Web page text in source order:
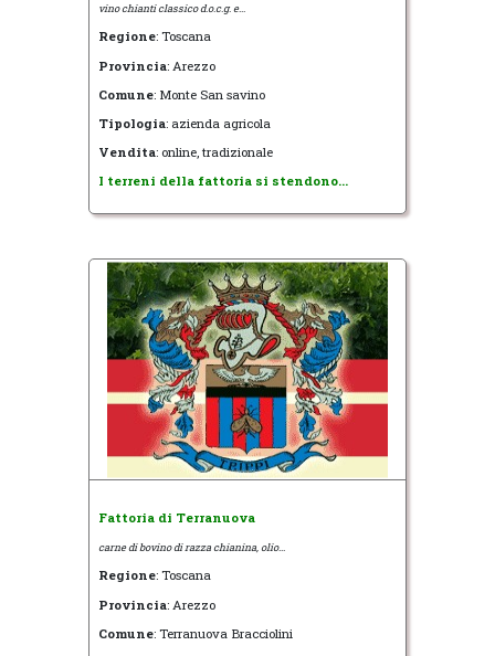
vino chianti classico d.o.c.g. e...
Regione: Toscana
Provincia: Arezzo
Comune: Monte San savino
Tipologia: azienda agricola
Vendita: online, tradizionale
I terreni della fattoria si stendono...
Fattoria di Terranuova
carne di bovino di razza chianina, olio...
Regione: Toscana
Provincia: Arezzo
Comune: Terranuova Bracciolini